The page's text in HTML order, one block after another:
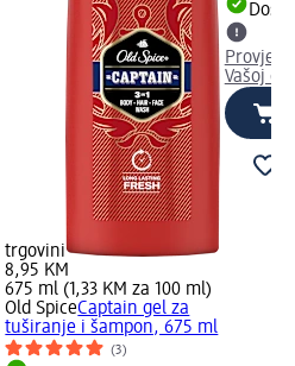
trgovini
8,95 KM
675 ml (1,33 KM za 100 ml)
Old SpiceCaptain gel za
tuširanje i šampon, 675 ml
(3)
Vašoj